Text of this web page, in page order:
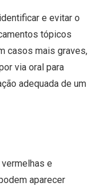
e evitar o
tópicos
casos mais graves,
via oral para
adequada de um
e
aparecer